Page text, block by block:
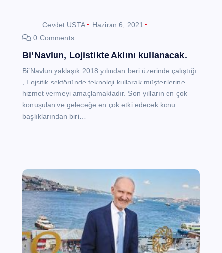
Cevdet USTA
Haziran 6, 2021
0 Comments
Bi’Navlun, Lojistikte Aklını kullanacak.
Bi’Navlun yaklaşık 2018 yılından beri üzerinde çalıştığı
, Lojsitik sektöründe teknoloji kullarak müşterilerine
hizmet vermeyi amaçlamaktadır. Son yılların en çok
konuşulan ve geleceğe en çok etki edecek konu
başlıklarından biri…